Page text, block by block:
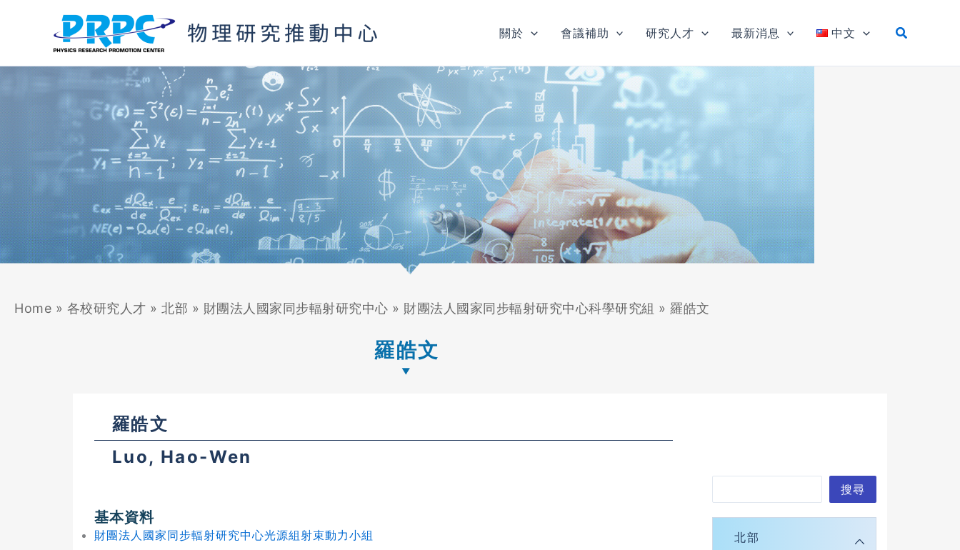
內
容
關於 會議補助 研究人才 最新消息 中文
Home » 各校研究人才 » 北部 » 財團法人國家同步輻射研究中心 » 財團法人國家同步輻射研究中心科學研究組 » 羅皓文
羅皓文
羅皓文
Luo, Hao-Wen
基本資料
財團法人國家同步輻射研究中心光源組射束動力小組
搜尋
北部